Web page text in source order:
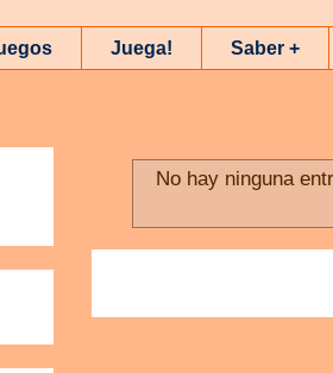
Juega! Saber +
No hay ninguna